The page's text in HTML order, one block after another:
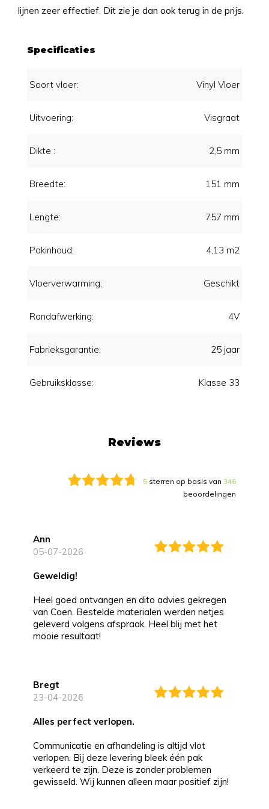
lijnen zeer effectief. Dit zie je dan ook terug in de prijs.
Specificaties
Soort vloer: Vinyl Vloer
Uitvoering: Visgraat
Dikte : 2,5 mm
Breedte: 151 mm
Lengte: 757 mm
Pakinhoud: 4,13 m2
Vloerverwarming: Geschikt
Randafwerking: 4V
Fabrieksgarantie: 25 jaar
Gebruiksklasse: Klasse 33
Reviews
5 sterren op basis van 346
beoordelingen
Ann
05-07-2026
Geweldig!
Heel goed ontvangen en dito advies gekregen
van Coen. Bestelde materialen werden netjes
geleverd volgens afspraak. Heel blij met het
mooie resultaat!
Bregt
23-04-2026
alles perfect verlopen.
Communicatie en afhandeling is altijd vlot
verlopen. Bij deze levering bleek één pak
verkeerd te zijn. Deze is zonder problemen
gewisseld. Wij kunnen alleen maar positief zijn!